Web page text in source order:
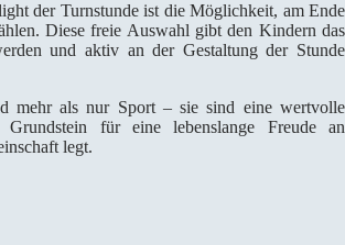
der Turnstunde ist die Möglichkeit, am Ende
Diese freie Auswahl gibt den Kindern das
und aktiv an der Gestaltung der Stunde
mehr als nur Sport – sie sind eine wertvolle
für eine lebenslange Freude an
legt.